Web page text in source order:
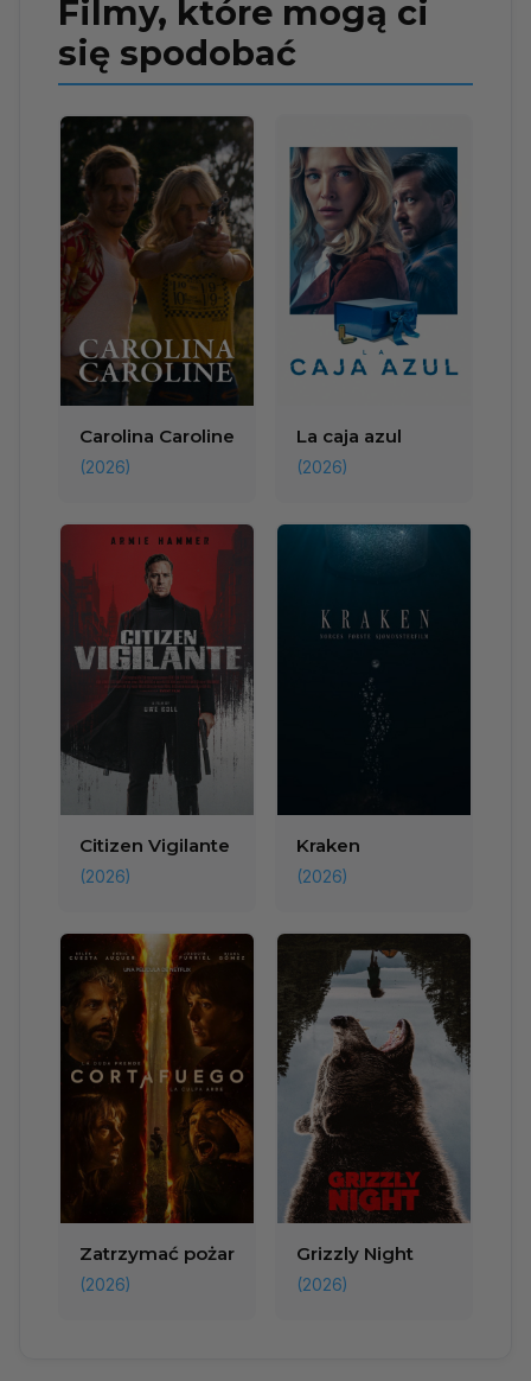
Filmy, które mogą ci
się spodobać
Carolina Caroline
(2026)
La caja azul
(2026)
Citizen Vigilante
(2026)
Kraken
(2026)
Zatrzymać pożar
(2026)
Grizzly Night
(2026)